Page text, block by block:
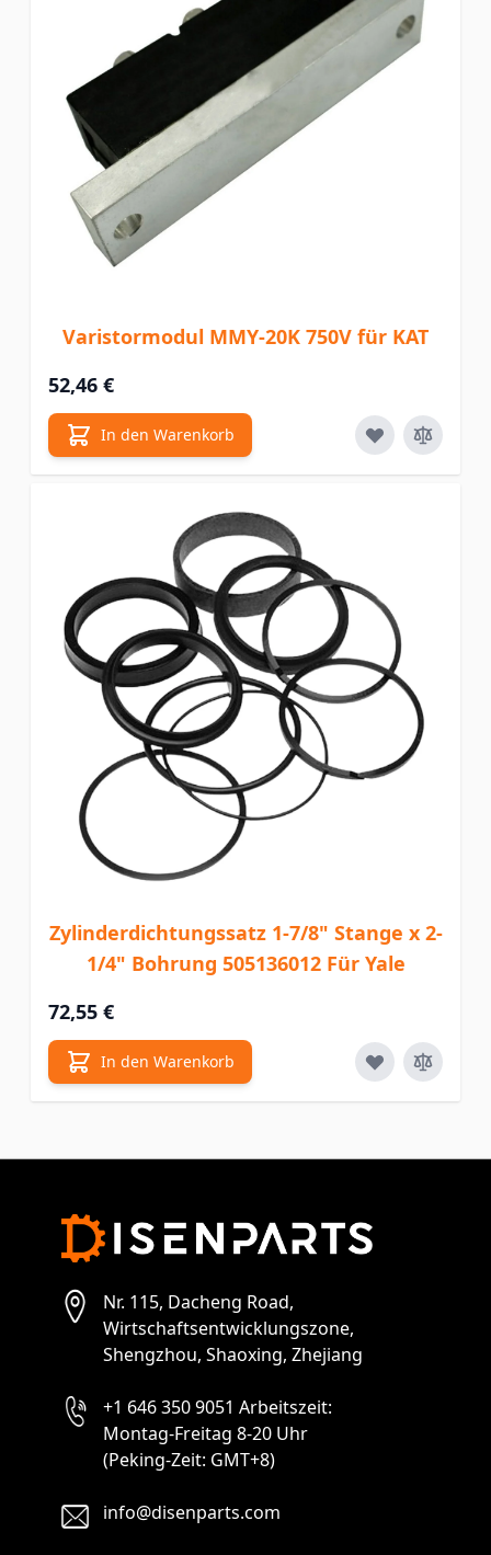
Varistormodul MMY-20K 750V für KAT
52,46 €
In den Warenkorb
Zylinderdichtungssatz 1-7/8" Stange x 2-
1/4" Bohrung 505136012 Für Yale
72,55 €
In den Warenkorb
Nr. 115, Dacheng Road,
Wirtschaftsentwicklungszone,
Shengzhou, Shaoxing, Zhejiang
+1 646 350 9051 Arbeitszeit:
Montag-Freitag 8-20 Uhr
(Peking-Zeit: GMT+8)
info@disenparts.com